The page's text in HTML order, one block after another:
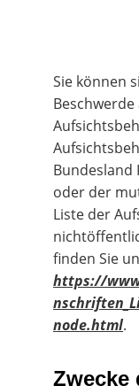
Sie können
Bundesland
oder der
Liste der
finden Sie
https://
node.html.
Zwecke